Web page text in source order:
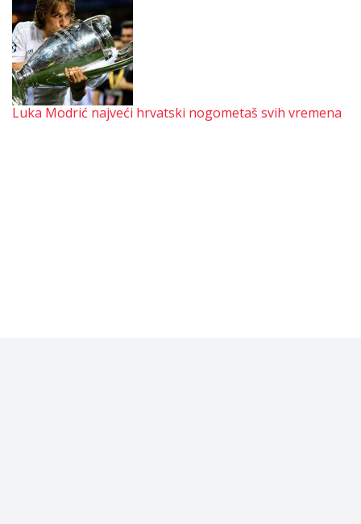
Luka Modrić najveći hrvatski nogometaš svih vremena